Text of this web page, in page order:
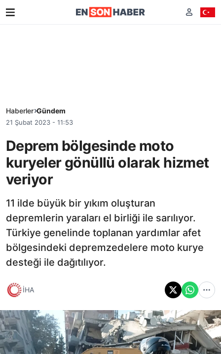
Haberler Gündem
21 Şubat 2023 - 11:53
Deprem bölgesinde moto
kuryeler gönüllü olarak hizmet
veriyor
11 ilde büyük bir yıkım oluşturan
depremlerin yaraları el birliği ile sarılıyor.
Türkiye genelinde toplanan yardımlar afet
bölgesindeki depremzedelere moto kurye
desteği ile dağıtılıyor.
İHA